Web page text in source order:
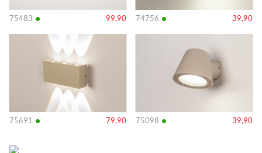
75483 • 99,90 74756 • 39,90
75691 • 79,90 75098 • 39,90